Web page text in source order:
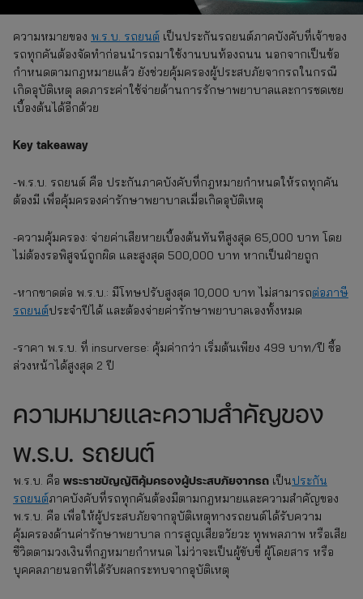
ความหมายของ พ.ร.บ. รถยนต์ เป็นประกันรถยนต์ภาคบังคับที่เจ้าของ
รถทุกคันต้องจัดทำก่อนนำรถมาใช้งานบนท้องถนน นอกจากเป็นข้อ
กำหนดตามกฎหมายแล้ว ยังช่วยคุ้มครองผู้ประสบภัยจากรถในกรณี
เกิดอุบัติเหตุ ลดภาระค่าใช้จ่ายด้านการรักษาพยาบาลและการชดเชย
เบื้องต้นได้อีกด้วย
Key takeaway
-พ.ร.บ. รถยนต์ คือ ประกันภาคบังคับที่กฎหมายกำหนดให้รถทุกคัน
ต้องมี เพื่อคุ้มครองค่ารักษาพยาบาลเมื่อเกิดอุบัติเหตุ
-ความคุ้มครอง: จ่ายค่าเสียหายเบื้องต้นทันทีสูงสุด 65,000 บาท โดย
ไม่ต้องรอพิสูจน์ถูกผิด และสูงสุด 500,000 บาท หากเป็นฝ่ายถูก
-หากขาดต่อ พ.ร.บ.: มีโทษปรับสูงสุด 10,000 บาท ไม่สามารถต่อภาษี
รถยนต์ประจำปีได้ และต้องจ่ายค่ารักษาพยาบาลเองทั้งหมด
-ราคา พ.ร.บ. ที่ insurverse: คุ้มค่ากว่า เริ่มต้นเพียง 499 บาท/ปี ซื้อ
ล่วงหน้าได้สูงสุด 2 ปี
ความหมายและความสำคัญของ
พ.ร.บ. รถยนต์
พ.ร.บ. คือ พระราชบัญญัติคุ้มครองผู้ประสบภัยจากรถ เป็นประกัน
รถยนต์ภาคบังคับที่รถทุกคันต้องมีตามกฎหมายและความสำคัญของ
พ.ร.บ. คือ เพื่อให้ผู้ประสบภัยจากอุบัติเหตุทางรถยนต์ได้รับความ
คุ้มครองด้านค่ารักษาพยาบาล การสูญเสียอวัยวะ ทุพพลภาพ หรือเสีย
ชีวิตตามวงเงินที่กฎหมายกำหนด ไม่ว่าจะเป็นผู้ขับขี่ ผู้โดยสาร หรือ
บุคคลภายนอกที่ได้รับผลกระทบจากอุบัติเหตุ